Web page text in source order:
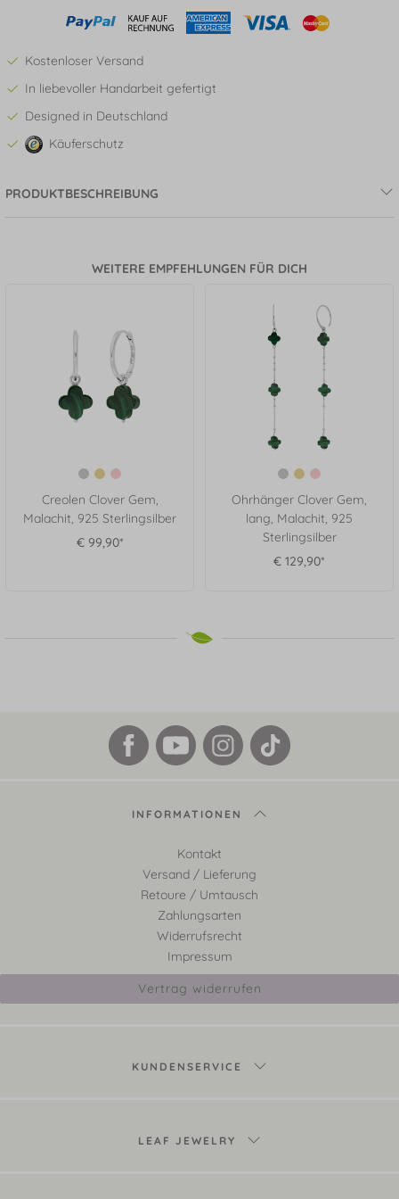
Kostenloser Versand
In liebevoller Handarbeit gefertigt
Designed in Deutschland
Käuferschutz
PRODUKTBESCHREIBUNG
WEITERE EMPFEHLUNGEN FÜR DICH
Creolen Clover Gem,
Malachit, 925 Sterlingsilber
€ 99,90*
Ohrhänger Clover Gem,
lang, Malachit, 925
Sterlingsilber
€ 129,90*
INFORMATIONEN
Kontakt
Versand / Lieferung
Retoure / Umtausch
Zahlungsarten
Widerrufsrecht
Impressum
Vertrag widerrufen
KUNDENSERVICE
LEAF JEWELRY